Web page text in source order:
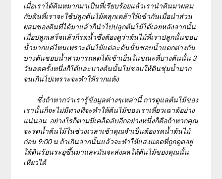
เมื่อเราได้ดินหมากมาเป็นที่เรียบร้อยแล้วเรานำดินมาผสม
กับดินที่เราจะใช้ปลูกต้นไม้คลุกเคล้าให้เข้ากันเมื่อนำส่วน
ผสมของดินที่ได้มาแล้วก็นำไปปลูกต้นไม้ได้เลยหลังจากนั้น
เมื่อปลูกเสร็จแล้วก็รดน้ำซึ่งต้องดูว่าต้นไม้ที่เราปลูกนั้นชอบ
น้ำมากแค่ไหนเพราะต้นไม้แต่ละต้นนั้นชอบน้ำแตกต่างกัน
บางต้นชอบน้ำสามารถลดได้เช้าเย็นในขณะที่บางต้นนั้น 3
วันลดครั้งหนึ่งก็ได้และบางต้นนั้นไม่ชอบให้ดินชุ่มน้ำมาก
จนเกินไปเพราะจะทำให้รากแห้ง
ซึ่งถ้าหากว่าเรารู้ข้อมูลต่างๆเหล่านี้ การดูแลต้นไม้ของ
เรานั้นก็จะไม่มีทางที่จะทำให้ต้นไม้ของเราเหี่ยวเฉาด้อย่าง
แน่นอน อย่างไรก็ตามมีเคล็ดลับอีกอย่างหนึ่งก็คือถ้าหากคุณ
จะรดน้ำต้นไม้ในช่วงเวลาเช้าคุณจำเป็นต้องรดน้ำต้นไม้
ก่อน 9:00 น ถ้าเกินจากนั้นแล้วจะทำให้แสงแดดที่ถูกดูดอยู่
ใต้ดินร้อนระอุขึ้นมาและมันจะส่งผลให้ต้นไม้ของคุณนั้น
เหี่ยวได้